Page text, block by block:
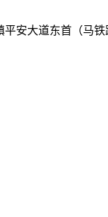
安大道东首（马